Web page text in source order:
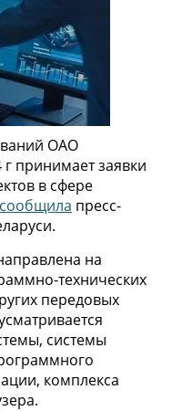
ОАО
г принимает заявки
в сфере
сообщила пресс-
на
технических
передовых
системы
комплекса